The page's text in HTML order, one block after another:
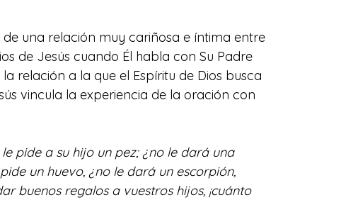
una relación muy cariñosa e íntima entre
de Jesús cuando Él habla con Su Padre
relación a la que el Espíritu de Dios busca
vincula la experiencia de la oración con
pide a su hijo un pez; ¿no le dará una
un huevo, ¿no le dará un escorpión,
buenos regalos a vuestros hijos, ¡cuánto